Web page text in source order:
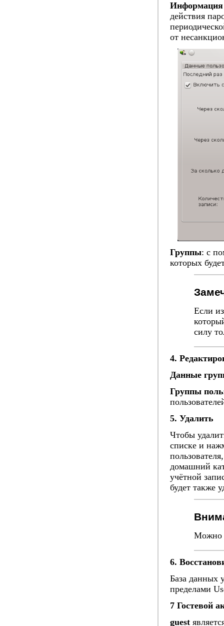
Информация
действия
от
Группы: с
которых
Если
силу
4.
Данные
Группы
5. Удалить
Чтобы
списке и
домашний
учётной
будет также
Можно
6.
База данных
пределами
7 Гостевой
guest